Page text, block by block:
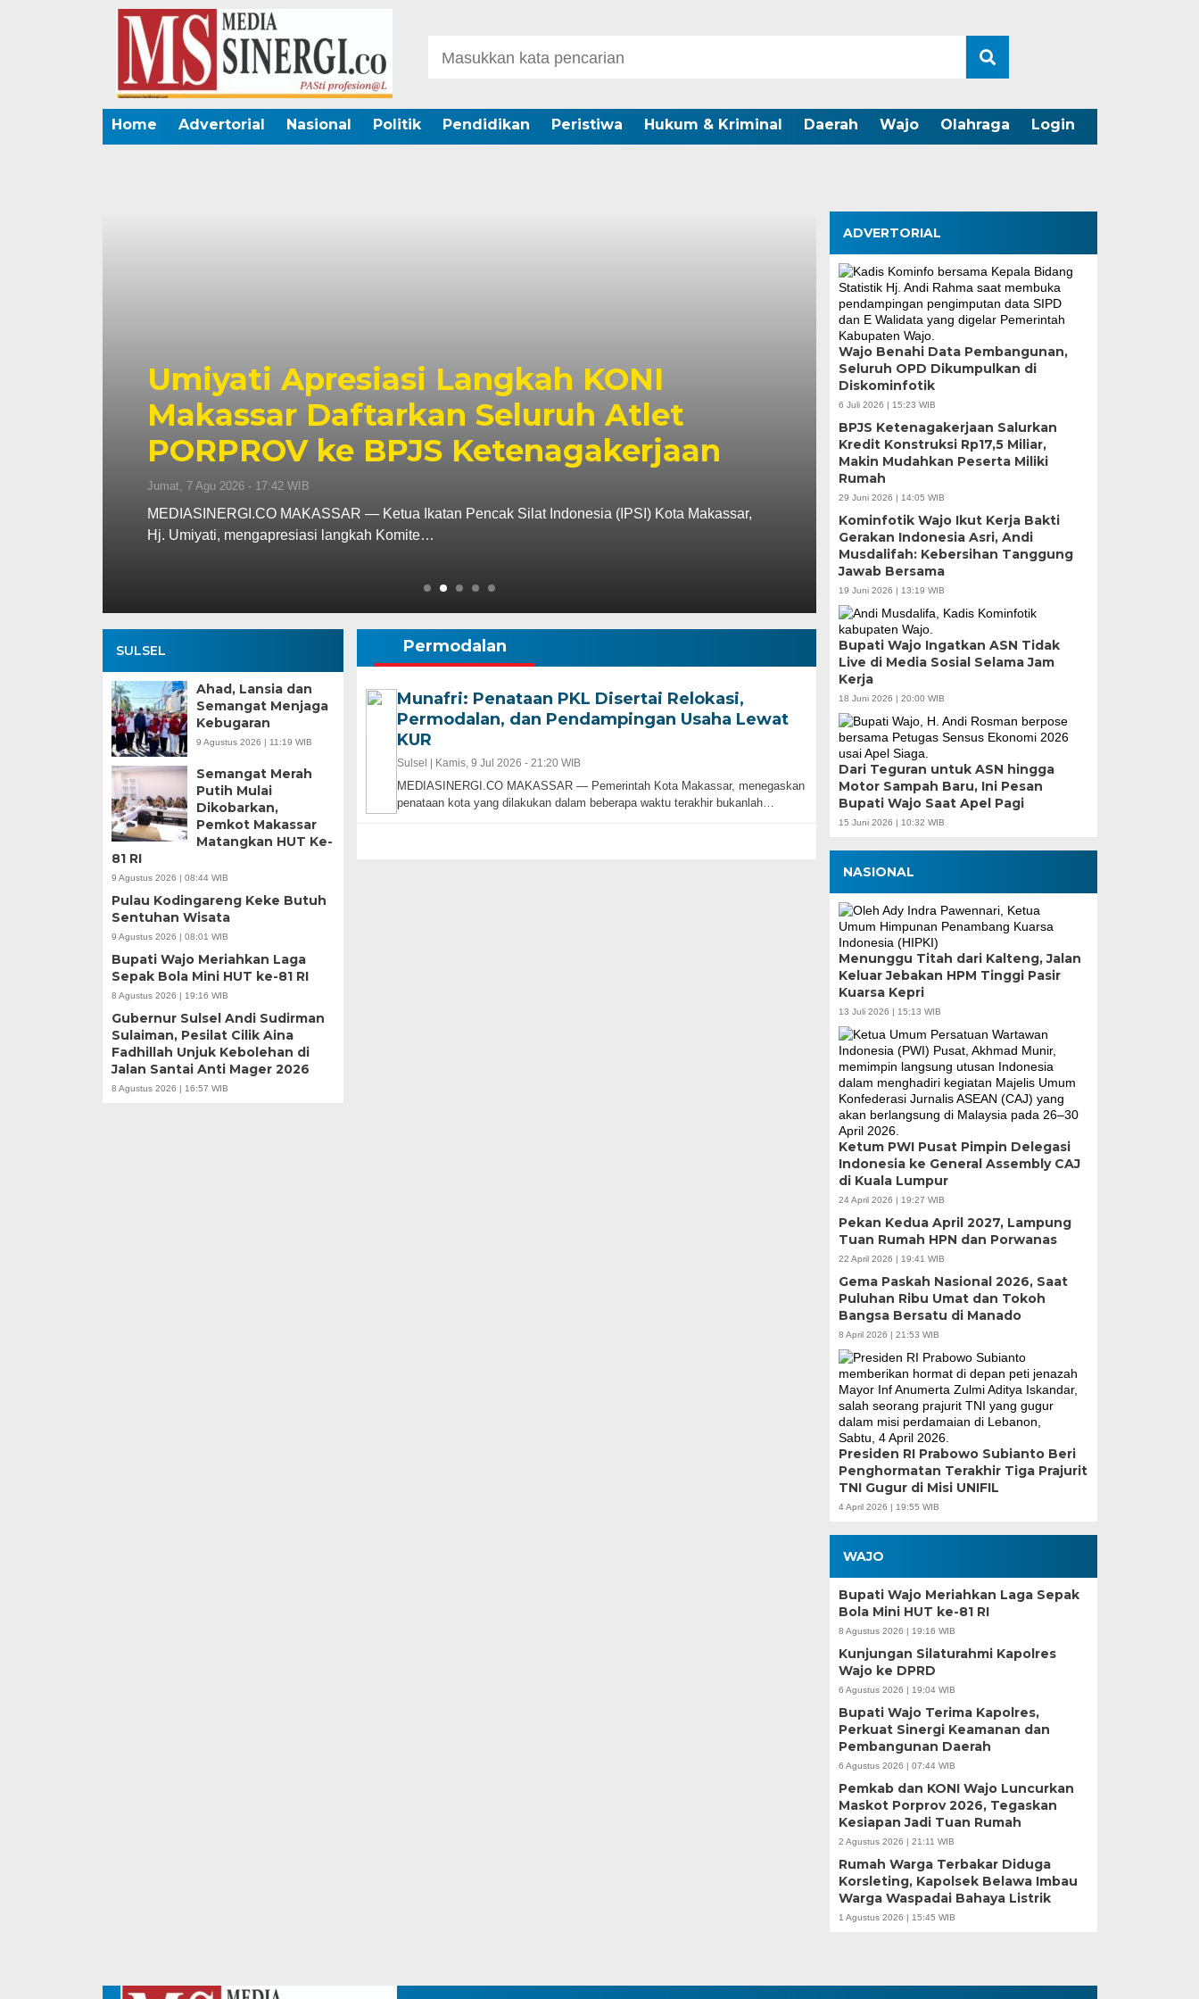
Home Advertorial Nasional Politik Pendidikan Peristiwa Hukum & Kriminal Daerah Wajo Olahraga Login
Bapenda Makassar Catat Surplus Rp130
Miliar, Realisasi Pendapatan Tembus
49 Persen
Jumat, 7 Agu 2026 - 13:53 WIB
MEDIASINERGI.CO MAKASSAR — Badan Pendapatan Daerah (Bapenda) Kota Makassar
mencatat kinerja pendapatan daerah pada triwulan II…
Pemkot
Berjalan,
Dibahas
MEDIASINERGI.CO MAKASSAR —
Pemerintah Kota Makassar tetap
SULSEL
Ahad, Lansia dan
Semangat Menjaga
Kebugaran
9 Agustus 2026 | 11:19 WIB
Semangat Merah
Putih Mulai
Dikobarkan,
Pemkot Makassar
Matangkan HUT Ke-
81 RI
9 Agustus 2026 | 08:44 WIB
Pulau Kodingareng Keke Butuh
Sentuhan Wisata
9 Agustus 2026 | 08:01 WIB
Bupati Wajo Meriahkan Laga
Sepak Bola Mini HUT ke-81 RI
8 Agustus 2026 | 19:16 WIB
Gubernur Sulsel Andi Sudirman
Sulaiman, Pesilat Cilik Aina
Fadhillah Unjuk Kebolehan di
Jalan Santai Anti Mager 2026
8 Agustus 2026 | 16:57 WIB
Permodalan
Munafri: Penataan PKL Disertai Relokasi,
Permodalan, dan Pendampingan Usaha Lewat
KUR
Sulsel | Kamis, 9 Jul 2026 - 21:20 WIB
MEDIASINERGI.CO MAKASSAR — Pemerintah Kota Makassar, menegaskan
penataan kota yang dilakukan dalam beberapa waktu terakhir bukanlah…
ADVERTORIAL
Wajo Benahi Data Pembangunan,
Seluruh OPD Dikumpulkan di
Diskominfotik
6 Juli 2026 | 15:23 WIB
BPJS Ketenagakerjaan Salurkan
Kredit Konstruksi Rp17,5 Miliar,
Makin Mudahkan Peserta Miliki
Rumah
29 Juni 2026 | 14:05 WIB
Kominfotik Wajo Ikut Kerja Bakti
Gerakan Indonesia Asri, Andi
Musdalifah: Kebersihan Tanggung
Jawab Bersama
19 Juni 2026 | 13:19 WIB
Bupati Wajo Ingatkan ASN Tidak
Live di Media Sosial Selama Jam
Kerja
18 Juni 2026 | 20:00 WIB
Dari Teguran untuk ASN hingga
Motor Sampah Baru, Ini Pesan
Bupati Wajo Saat Apel Pagi
15 Juni 2026 | 10:32 WIB
NASIONAL
Menunggu Titah dari Kalteng, Jalan
Keluar Jebakan HPM Tinggi Pasir
Kuarsa Kepri
13 Juli 2026 | 15:13 WIB
Ketum PWI Pusat Pimpin Delegasi
Indonesia ke General Assembly CAJ
di Kuala Lumpur
24 April 2026 | 19:27 WIB
Pekan Kedua April 2027, Lampung
Tuan Rumah HPN dan Porwanas
22 April 2026 | 19:41 WIB
Gema Paskah Nasional 2026, Saat
Puluhan Ribu Umat dan Tokoh
Bangsa Bersatu di Manado
8 April 2026 | 21:53 WIB
Presiden RI Prabowo Subianto Beri
Penghormatan Terakhir Tiga Prajurit
TNI Gugur di Misi UNIFIL
4 April 2026 | 19:55 WIB
WAJO
Bupati Wajo Meriahkan Laga Sepak
Bola Mini HUT ke-81 RI
8 Agustus 2026 | 19:16 WIB
Kunjungan Silaturahmi Kapolres
Wajo ke DPRD
6 Agustus 2026 | 19:04 WIB
Bupati Wajo Terima Kapolres,
Perkuat Sinergi Keamanan dan
Pembangunan Daerah
6 Agustus 2026 | 07:44 WIB
Pemkab dan KONI Wajo Luncurkan
Maskot Porprov 2026, Tegaskan
Kesiapan Jadi Tuan Rumah
2 Agustus 2026 | 21:11 WIB
Rumah Warga Terbakar Diduga
Korsleting, Kapolsek Belawa Imbau
Warga Waspadai Bahaya Listrik
1 Agustus 2026 | 15:45 WIB